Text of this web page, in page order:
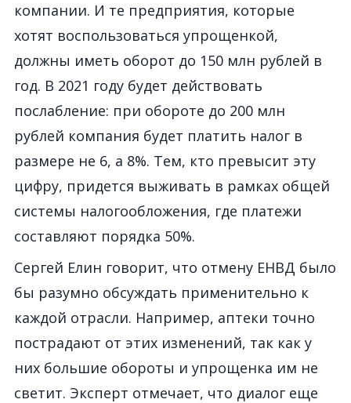
компании. И те предприятия, которые
хотят воспользоваться упрощенкой,
должны иметь оборот до 150 млн рублей в
год. В 2021 году будет действовать
послабление: при обороте до 200 млн
рублей компания будет платить налог в
размере не 6, а 8%. Тем, кто превысит эту
цифру, придется выживать в рамках общей
системы налогообложения, где платежи
составляют порядка 50%.
Сергей Елин говорит, что отмену ЕНВД было
бы разумно обсуждать применительно к
каждой отрасли. Например, аптеки точно
пострадают от этих изменений, так как у
них большие обороты и упрощенка им не
светит. Эксперт отмечает, что диалог еще